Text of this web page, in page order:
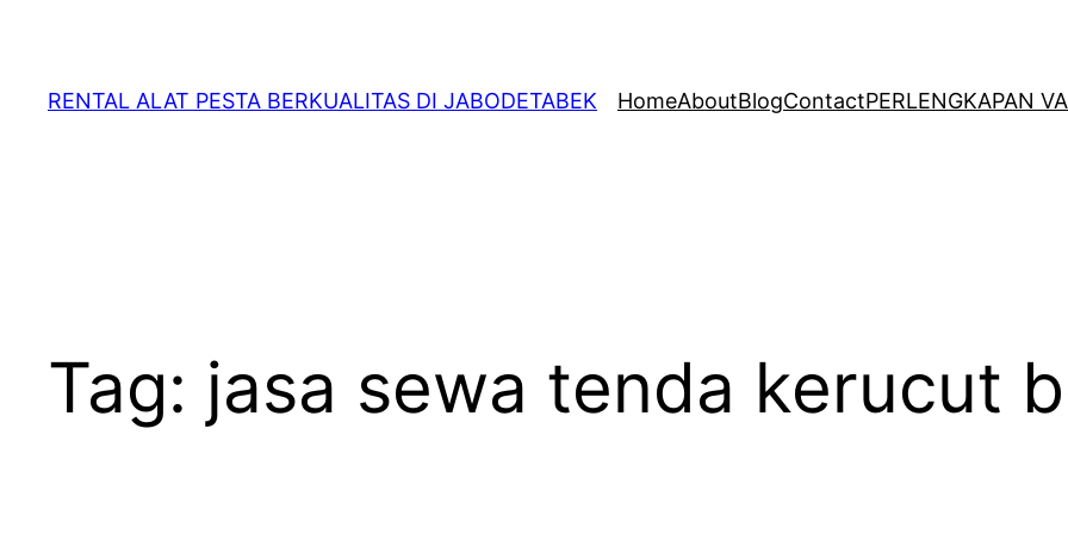
RENTAL ALAT PESTA BERKUALITAS DI JABODETABEK HomeAboutBlogContactPERLENGKAPAN
Tag: jasa sewa tenda kerucut